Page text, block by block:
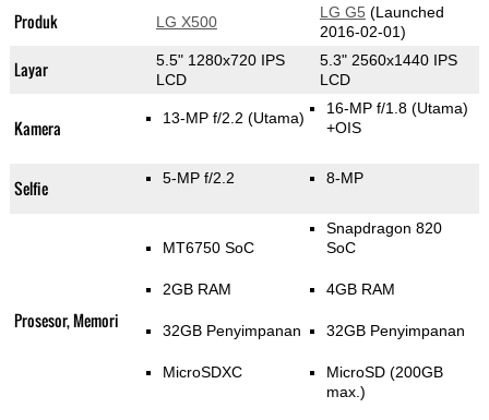
Produk LG X500
LG G5 (Launched
2016-02-01)
Layar
5.5" 1280x720 IPS
LCD
5.3" 2560x1440 IPS
LCD
Kamera 13-MP f/2.2 (Utama)
16-MP f/1.8 (Utama)
+OIS
Selfie 5-MP f/2.2 8-MP
Prosesor, Memori
MT6750 SoC
2GB RAM
32GB Penyimpanan
MicroSDXC
Snapdragon 820
SoC
4GB RAM
32GB Penyimpanan
MicroSD (200GB
max.)